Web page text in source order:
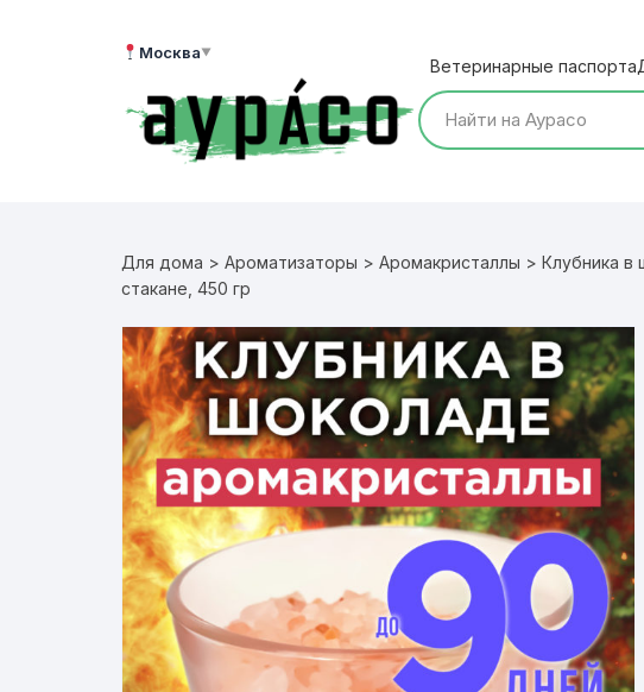
Москва▼
Ветеринарные паспорта
Для дома > Ароматизаторы > Аромакристаллы > Клубника в
стакане, 450 гр